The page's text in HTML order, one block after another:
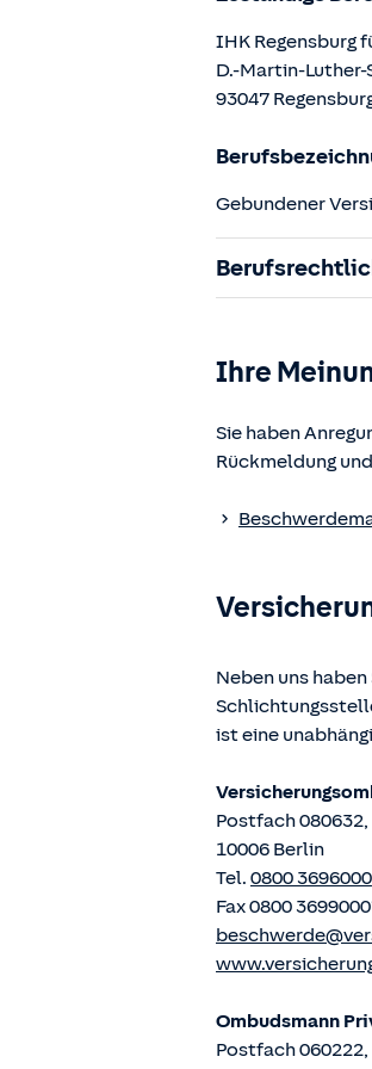
IHK Regensburg
D.-Martin-Luther-
93047
Gebundener
§§ 59 – 68
§ 48b
Verordnung
www.gesetze-
Ihre
Sie haben
Rückmeldung
Neben uns
ist eine
Postfach 080632,
10006 Berlin
Tel. 0800 3696000
Fax 0800
Ombudsmann
Postfach 060222,